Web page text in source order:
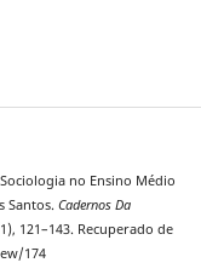
no Ensino Médio
Santos. Cadernos Da
121–143. Recuperado de
174